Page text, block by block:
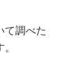
て調べた